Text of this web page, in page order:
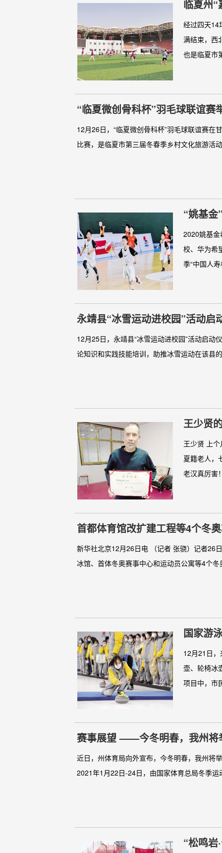
临夏州“
经过四天14
满结束，西
也是临夏市
“临夏微创骨科杯”羽毛球联谊赛
12月26日，“临夏微创骨科杯”羽毛球联谊赛
比赛，是临夏市第三届冬春季乡村文化旅游活
“姚基
2020姚基金
校、华为希
季“中国人
永靖县“冰雪运动进校园”活动启
12月25日，永靖县“冰雪运动进校园”活动启
论知识和实践技能培训，助推冰雪运动在该县
王少贤
王少贤 上
夏籍老人，
老汉真厉害
首都体育馆改扩建工程等4个冬
新华社北京12月26日电 （记者 张骁）记者26
冰馆、首体冬奥赛事中心和运动员公寓等4个
国家游
12月21日
壶、轮椅冰
项目中，市
赛事展望 ——今冬明春，我
近日，州体育局向外宣布，今冬明春，我州将
2021年1月22日-24日，由国家体育总局冬季
“松鸣岩